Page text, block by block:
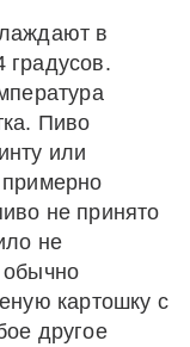
в
градусов.
Пиво
или
примерно
не принято
не
обычно
картошку с
другое